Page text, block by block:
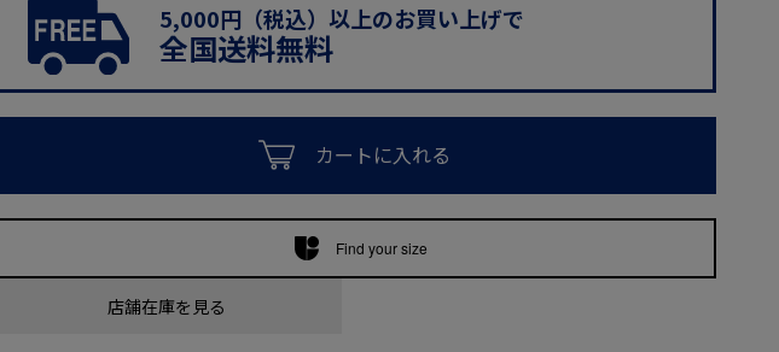
5,000円（税込）以上のお買い上げで
全国送料無料
カートに入れる
Find your size
店舗在庫を見る